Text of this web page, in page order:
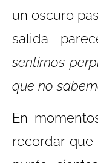
un oscuro
salida
sentirnos
que no
En
recordar que